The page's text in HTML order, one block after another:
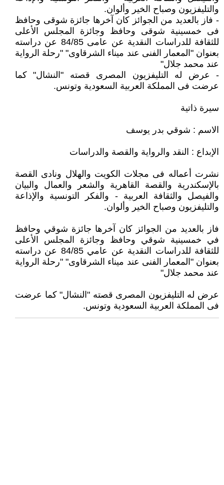
والتليفزيون وصباح الخير وألوان.
- فاز بالعديد من الجوائز كان آخرها جائزة شوقى وحافظ
فى خمسينية شوقى وحافظ وجائزة المجلس الأعلى
للثقافة للدراسات النقدية عن عامى 84/85 عن دراسته
بعنوان "المعمار الفنى عند ميناء الشرقاوى" "رحلة الرواية
عند محمد جلال"
- عرض له التليفزيون المصرى قصته "النشال" كما
عرضت فى المملكة العربية السعودية وتونس.
سيرة ذاتية
الاسم : شوقي بدر يوسف
الإبداع : النقد والرواية والقصة والدراسات
نشرت أعماله فى مجلات الكويت والهلال ونادى القصة
بالإسكندرية والقصة القاهرية والشعر والعمال والبيان
والفيصل والثقافة العربية - والفكر التونسية والإذاعة
والتليفزيون وصباح الخير وألوان.
فاز بالعديد من الجوائز كان آخرها جائزة شوقي وحافظ
في خمسينية شوقي وحافظ وجائزة المجلس الأعلى
للثقافة للدراسات النقدية عن عامي 84/85 عن دراسته
بعنوان "المعمار الفنى عند ميناء الشرقاوى" "رحلة الرواية
عند محمد جلال"
عرض له التليفزيون المصرى قصته "النشال" كما عرضت
فى المملكة العربية السعودية وتونس.